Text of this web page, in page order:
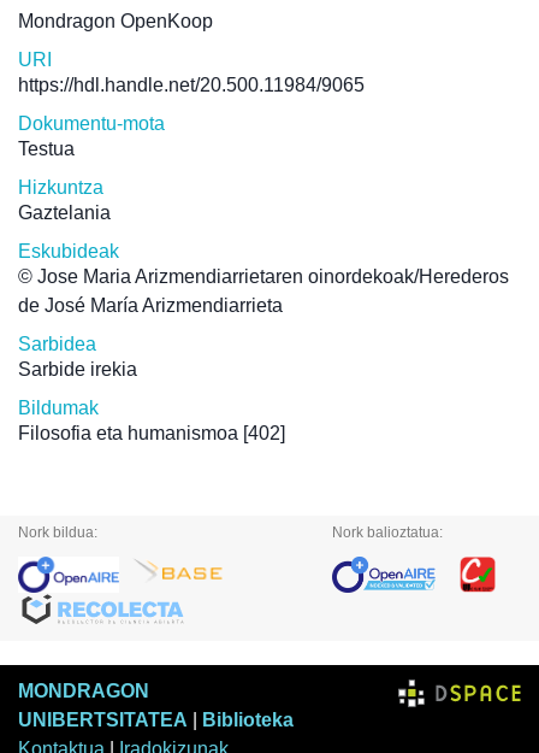
Mondragon OpenKoop
URI
https://hdl.handle.net/20.500.11984/9065
Dokumentu-mota
Testua
Hizkuntza
Gaztelania
Eskubideak
© Jose Maria Arizmendiarrietaren oinordekoak/Herederos
de José María Arizmendiarrieta
Sarbidea
Sarbide irekia
Bildumak
Filosofia eta humanismoa [402]
Nork bildua: Nork balioztatua:
MONDRAGON
UNIBERTSITATEA
Biblioteka